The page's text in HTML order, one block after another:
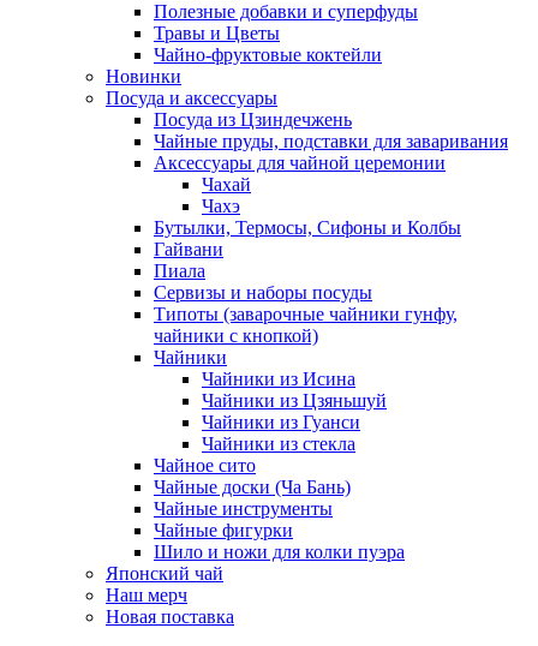
Полезные добавки и суперфуды
Травы и Цветы
Чайно-фруктовые коктейли
Новинки
Посуда и аксессуары
Посуда из Цзиндечжень
Чайные пруды, подставки для заваривания
Аксессуары для чайной церемонии
Чахай
Чахэ
Бутылки, Термосы, Сифоны и Колбы
Гайвани
Пиала
Сервизы и наборы посуды
Типоты (заварочные чайники гунфу,
чайники с кнопкой)
Чайники
Чайники из Исина
Чайники из Цзяньшуй
Чайники из Гуанси
Чайники из стекла
Чайное сито
Чайные доски (Ча Бань)
Чайные инструменты
Чайные фигурки
Шило и ножи для колки пуэра
Японский чай
Наш мерч
Новая поставка